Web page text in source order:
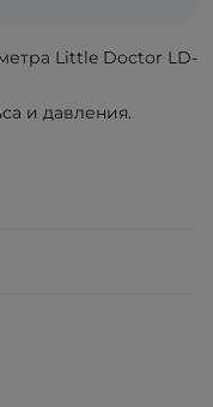
Little Doctor LD-
и давления.